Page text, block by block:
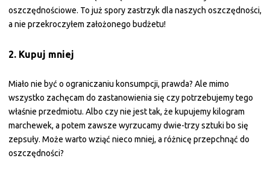
oszczędnościowe. To już spory zastrzyk dla naszych oszczędności,
a nie przekroczyłem założonego budżetu!
2. Kupuj mniej
Miało nie być o ograniczaniu konsumpcji, prawda? Ale mimo
wszystko zachęcam do zastanowienia się czy potrzebujemy tego
właśnie przedmiotu. Albo czy nie jest tak, że kupujemy kilogram
marchewek, a potem zawsze wyrzucamy dwie-trzy sztuki bo się
zepsuły. Może warto wziąć nieco mniej, a różnicę przepchnąć do
oszczędności?